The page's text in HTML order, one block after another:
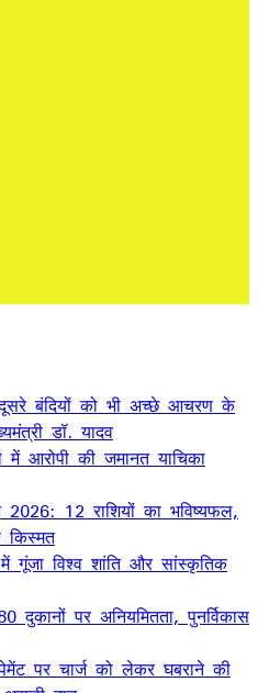
दूसरे बंदियों को भी अच्छे आचरण के
डॉ. यादव
में आरोपी की जमानत याचिका
12 राशियों का भविष्यफल,
गूंजा विश्व शांति और सांस्कृतिक
दुकानों पर अनियमितता, पुनर्विकास
पर चार्ज को लेकर घबराने की